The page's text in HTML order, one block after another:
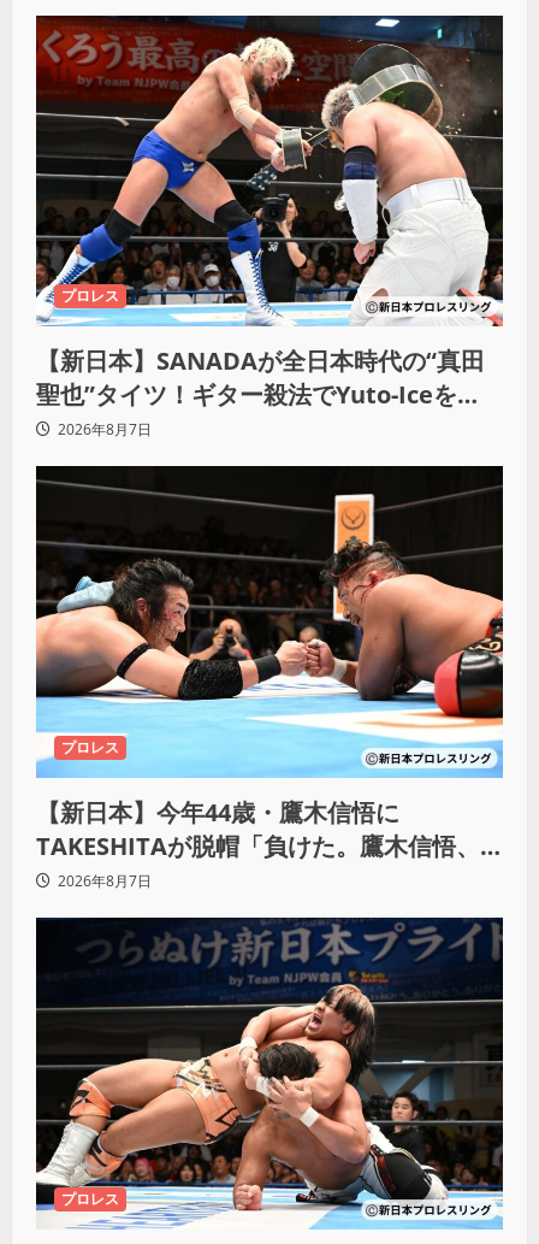
プロレス
【新日本】SANADAが全日本時代の“真田
聖也”タイツ！ギター殺法でYuto-Iceを
KO「俺と闘う時は考えろ。感じるな」
2026年8月7日
プロレス
【新日本】今年44歳・鷹木信悟に
TAKESHITAが脱帽「負けた。鷹木信悟、
強いわ！」
2026年8月7日
プロレス